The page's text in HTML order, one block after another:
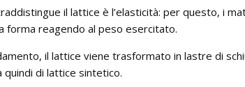
il lattice è l’elasticità: per questo, i
forma reagendo al peso esercitato.
il lattice viene trasformato in lastre di
quindi di lattice sintetico.